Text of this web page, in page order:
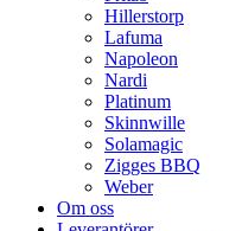
Hillerstorp
Lafuma
Napoleon
Nardi
Platinum
Skinnwille
Solamagic
Zigges BBQ
Weber
Om oss